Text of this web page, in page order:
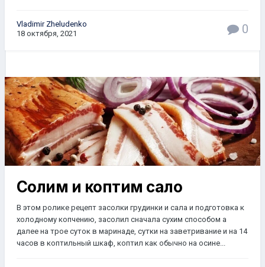
Vladimir Zheludenko
18 октября, 2021
0
Солим и коптим сало
В этом ролике рецепт засолки грудинки и сала и подготовка к
холодному копчению, засолил сначала сухим способом а
далее на трое суток в маринаде, сутки на заветривание и на 14
часов в коптильный шкаф, коптил как обычно на осине...